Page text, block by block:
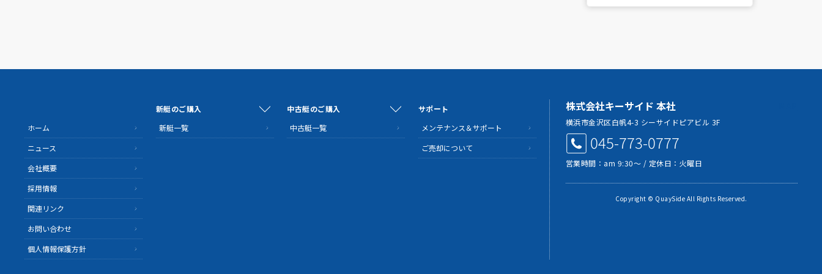
ホーム
ニュース
会社概要
採用情報
関連リンク
お問い合わせ
個人情報保護方針
新艇のご購入
新艇一覧
中古艇のご購入
中古艇一覧
サポート
メンテナンス＆サポート
ご売却について
株式会社キーサイド 本社
横浜市金沢区白帆4-3 シーサイドピアビル 3F
045-773-0777
営業時間：am 9:30～ / 定休日：火曜日
Copyright © QuaySide All Rights Reserved.